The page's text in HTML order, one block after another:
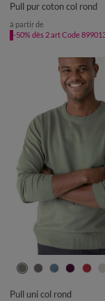
Pull pur coton col rond
à partir de
-50% dès 2 art Code
S M L XL XXL
Pull uni col rond